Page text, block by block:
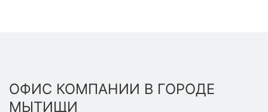
ОФИС КОМПАНИИ В ГОРОДЕ
МЫТИЩИ